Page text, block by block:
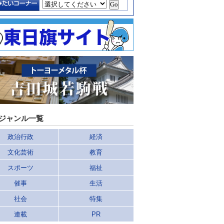
ャンル一覧
政治行政 経済
文化芸術 教育
スポーツ 福祉
催事 生活
社会 特集
連載 PR